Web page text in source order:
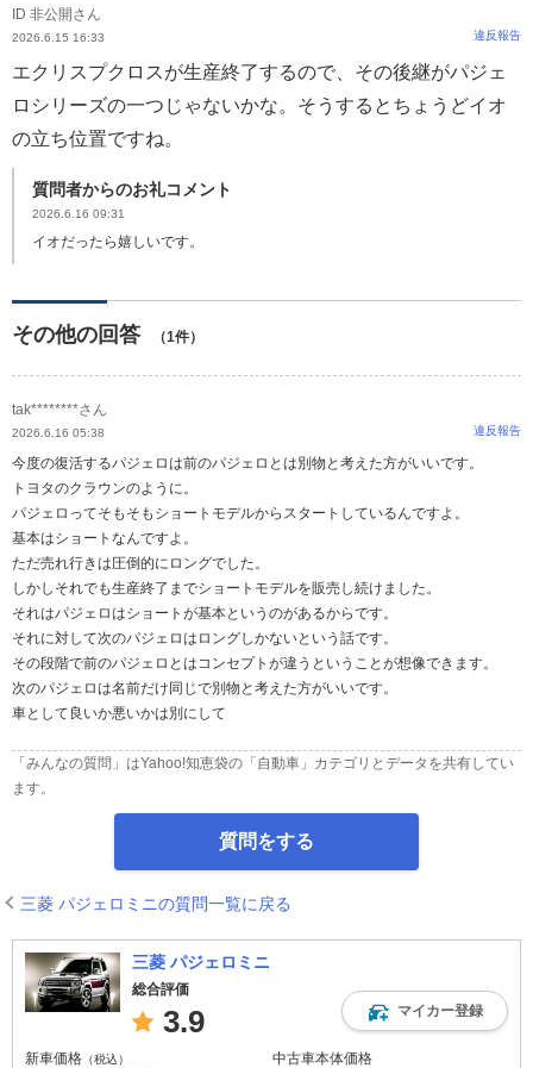
ID 非公開さん
2026.6.15 16:33 違反報告
エクリスプクロスが生産終了するので、その後継がパジェ
ロシリーズの一つじゃないかな。そうするとちょうどイオ
の立ち位置ですね。
質問者からのお礼コメント
2026.6.16 09:31
イオだったら嬉しいです。
その他の回答 （1件）
tak********さん
2026.6.16 05:38 違反報告
今度の復活するパジェロは前のパジェロとは別物と考えた方がいいです。
トヨタのクラウンのように。
パジェロってそもそもショートモデルからスタートしているんですよ。
基本はショートなんですよ。
ただ売れ行きは圧倒的にロングでした。
しかしそれでも生産終了までショートモデルを販売し続けました。
それはパジェロはショートが基本というのがあるからです。
それに対して次のパジェロはロングしかないという話です。
その段階で前のパジェロとはコンセプトが違うということが想像できます。
次のパジェロは名前だけ同じで別物と考えた方がいいです。
車として良いか悪いかは別にして
「みんなの質問」はYahoo!知恵袋の「自動車」カテゴリとデータを共有してい
ます。
質問をする
三菱 パジェロミニの質問一覧に戻る
三菱 パジェロミニ
総合評価
3.9 マイカー登録
新車価格 （税込） 中古車本体価格